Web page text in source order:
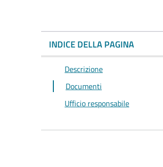
INDICE DELLA PAGINA
Descrizione
Documenti
Ufficio responsabile